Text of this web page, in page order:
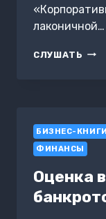
лаконичной…
СЛУШАТЬ
БИЗНЕС-КНИГИ
ФИНАНСЫ
Оценка